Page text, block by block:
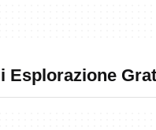
Esplorazione